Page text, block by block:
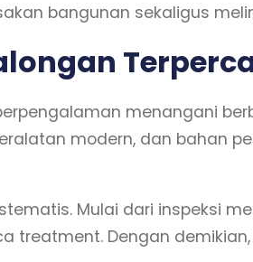
bangunan sekaligus
menangani
modern, dan bahan
Mulai dari inspeksi
treatment. Dengan